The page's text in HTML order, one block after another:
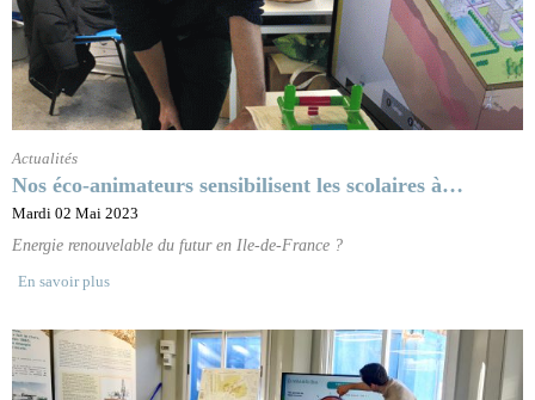
Actualités
Nos éco-animateurs sensibilisent les scolaires à…
Mardi 02 Mai 2023
Energie renouvelable du futur en Ile-de-France ?
En savoir plus